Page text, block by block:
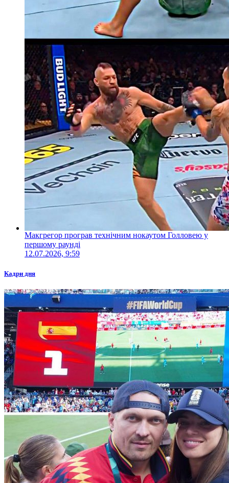
Макгрегор програв технічним нокаутом Голловею у
першому раунді
12.07.2026, 9:59
Кадри дня